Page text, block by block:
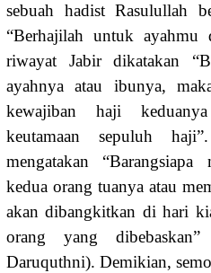
sebuah hadist Rasulullah
“Berhajilah untuk ayahmu
riwayat Jabir dikatakan
ayahnya atau ibunya,
kewajiban haji
keutamaan sepuluh
mengatakan
kedua orang tuanya atau
akan dibangkitkan di hari
orang yang
Daruquthni). Demikian,